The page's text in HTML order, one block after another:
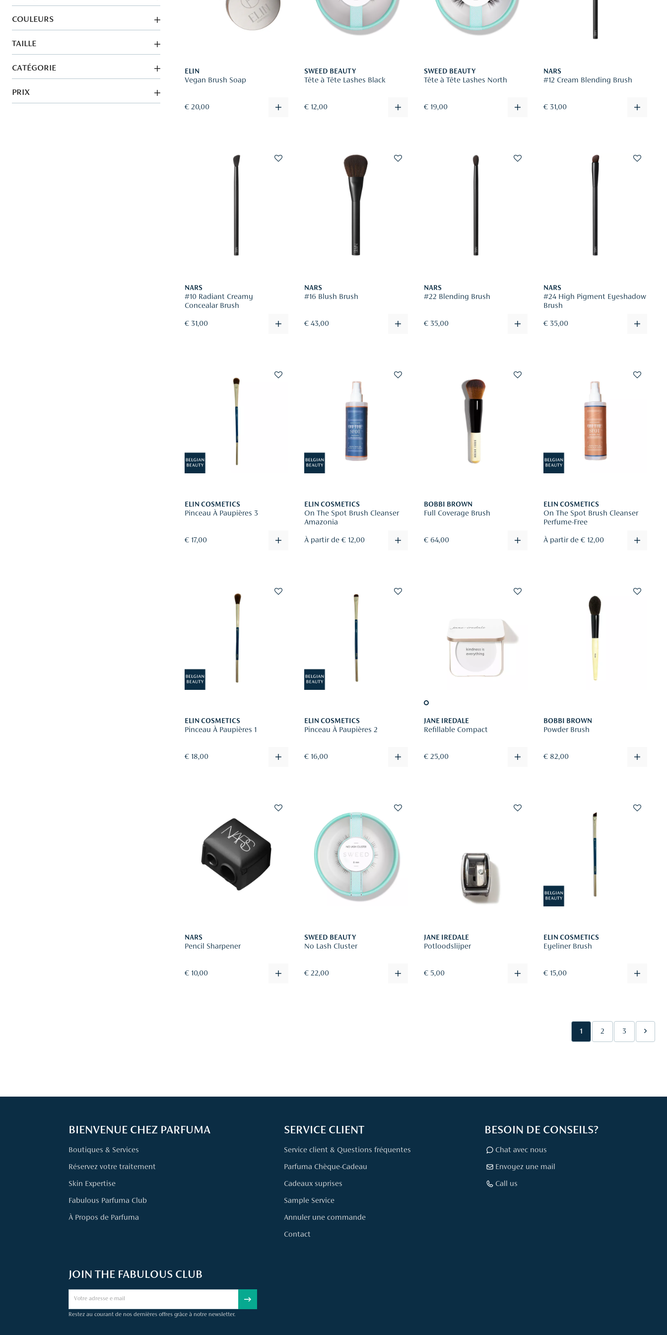
COULEURS
TAILLE
CATÉGORIE
PRIX
ELIN
Vegan Brush Soap
€ 20,00
SWEED BEAUTY
Tête à Tête Lashes Black
€ 12,00
SWEED BEAUTY
Tête à Tête Lashes North
€ 19,00
NARS
#12 Cream Blending Brush
€ 31,00
NARS
#10 Radiant Creamy
Concealar Brush
€ 31,00
NARS
#16 Blush Brush
€ 43,00
NARS
#22 Blending Brush
€ 35,00
NARS
#24 High Pigment Eyeshadow
Brush
€ 35,00
ELIN COSMETICS
Pinceau À Paupières 3
€ 17,00
ELIN COSMETICS
On The Spot Brush Cleanser
Amazonia
À partir de € 12,00
BOBBI BROWN
Full Coverage Brush
€ 64,00
ELIN COSMETICS
On The Spot Brush Cleanser
Perfume-Free
À partir de € 12,00
ELIN COSMETICS
Pinceau À Paupières 1
€ 18,00
ELIN COSMETICS
Pinceau À Paupières 2
€ 16,00
JANE IREDALE
Refillable Compact
€ 25,00
BOBBI BROWN
Powder Brush
€ 82,00
NARS
Pencil Sharpener
€ 10,00
SWEED BEAUTY
No Lash Cluster
€ 22,00
JANE IREDALE
Potloodslijper
€ 5,00
ELIN COSMETICS
Eyeliner Brush
€ 15,00
1 2 3
BIENVENUE CHEZ PARFUMA
Boutiques & Services
Réservez votre traitement
Skin Expertise
Fabulous Parfuma Club
À Propos de Parfuma
SERVICE CLIENT
Service client & Questions fréquentes
Parfuma Chèque-Cadeau
Cadeaux suprises
Sample Service
Annuler une commande
Contact
BESOIN DE CONSEILS?
Chat avec nous
Envoyez une mail
Call us
JOIN THE FABULOUS CLUB
Restez au courant de nos dernières offres grâce à notre newsletter.